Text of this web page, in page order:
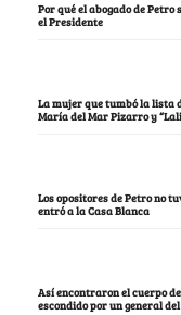
Por qué el abogado de
el Presidente
La mujer que tumbó la lista
María del Mar Pizarro y
Los opositores de Petro no
entró a la Casa Blanca
Así encontraron el cuerpo
escondido por un general